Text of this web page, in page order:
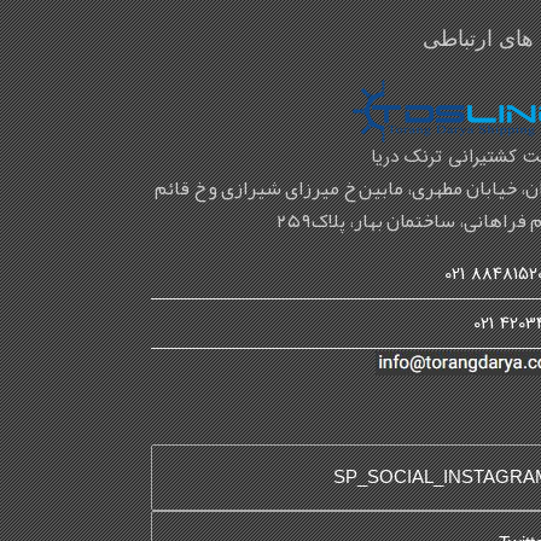
های ارتباطی
کشتیرانی ترنک دریا
خیابان مطهری، مابین خ میرزای شیرازی و خ قائم
فراهانی، ساختمان بهار، پلاک۲۵۹
88481520-